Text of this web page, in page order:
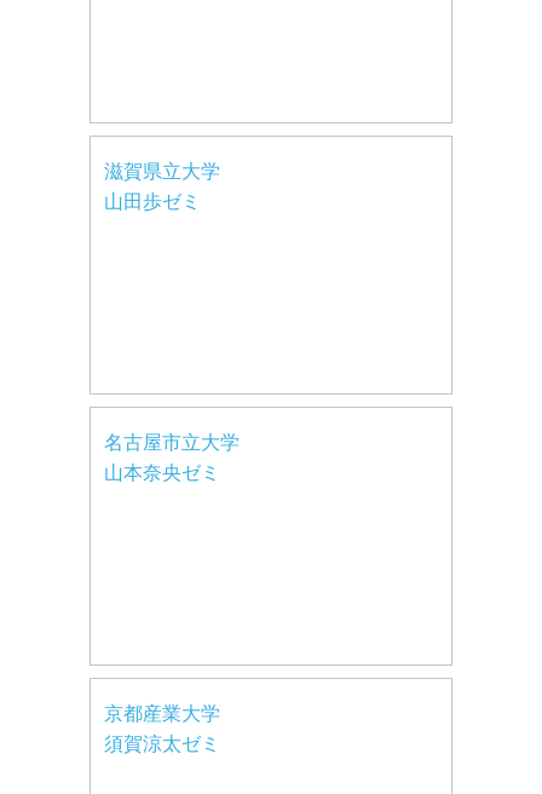
滋賀県立大学
山田歩ゼミ
名古屋市立大学
山本奈央ゼミ
京都産業大学
須賀涼太ゼミ